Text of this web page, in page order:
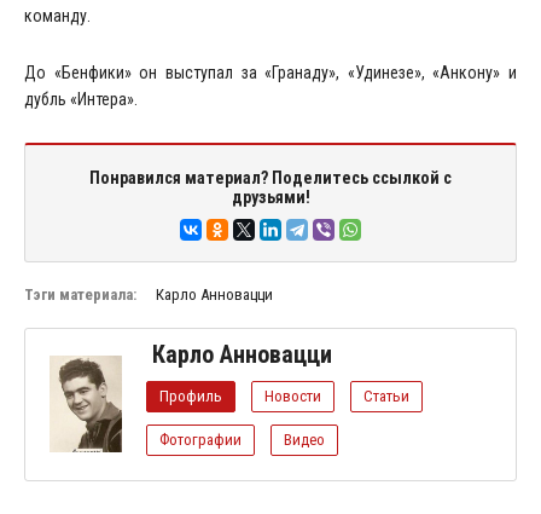
команду.
До «Бенфики» он выступал за «Гранаду», «Удинезе», «Анкону» и
дубль «Интера».
Понравился материал? Поделитесь ссылкой с
друзьями!
Тэги материала: Карло Анновацци
Карло Анновацци
Профиль Новости Статьи
Фотографии Видео